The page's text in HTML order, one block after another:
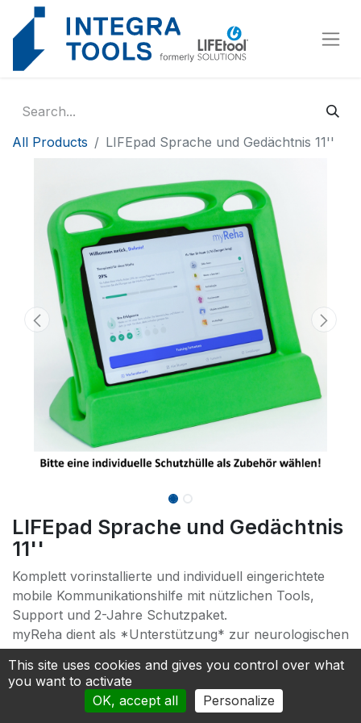
All Products LIFEpad Sprache und Gedächtnis 11''
LIFEpad Sprache und Gedächtnis
11''
Komplett vorinstallierte und individuell eingerichtete
mobile Kommunikationshilfe mit nützlichen Tools,
Support und 2-Jahre Schutzpaket.
myReha dient als *Unterstützung* zur neurologischen
Therapie in der Klinik, mit Therapeut:innen oder zur
individuellen Anwendung von zu Hause, z.B. bei
Schlaganfall, Aphasie, Demenz.
Cookies management panel
This site uses cookies and gives you control over what
you want to activate
OK, accept all
Personalize